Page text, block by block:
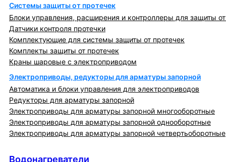
Системы защиты от протечек
Блоки управления, расширения и контроллеры для защиты
Датчики контроля протечки
Комплектующие для системы защиты от протечек
Комплекты защиты от протечек
Краны шаровые с электроприводом
Электроприводы, редукторы для арматуры запорной
Автоматика и блоки управления для электроприводов
Редукторы для арматуры запорной
Электроприводы для арматуры запорной многооборотные
Электроприводы для арматуры запорной однооборотные
Электроприводы для арматуры запорной четвертьоборотные
Водонагреватели